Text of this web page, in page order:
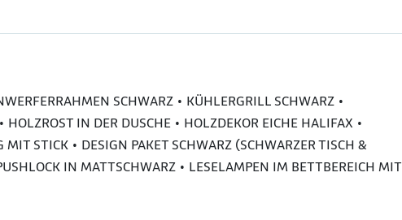
SCHWARZ • KÜHLERGRILL SCHWARZ •
HOLZROST IN DER DUSCHE • HOLZDEKOR EICHE HALIFAX •
STICK • DESIGN PAKET SCHWARZ (SCHWARZER TISCH &
IN MATTSCHWARZ • LESELAMPEN IM BETTBEREICH MIT